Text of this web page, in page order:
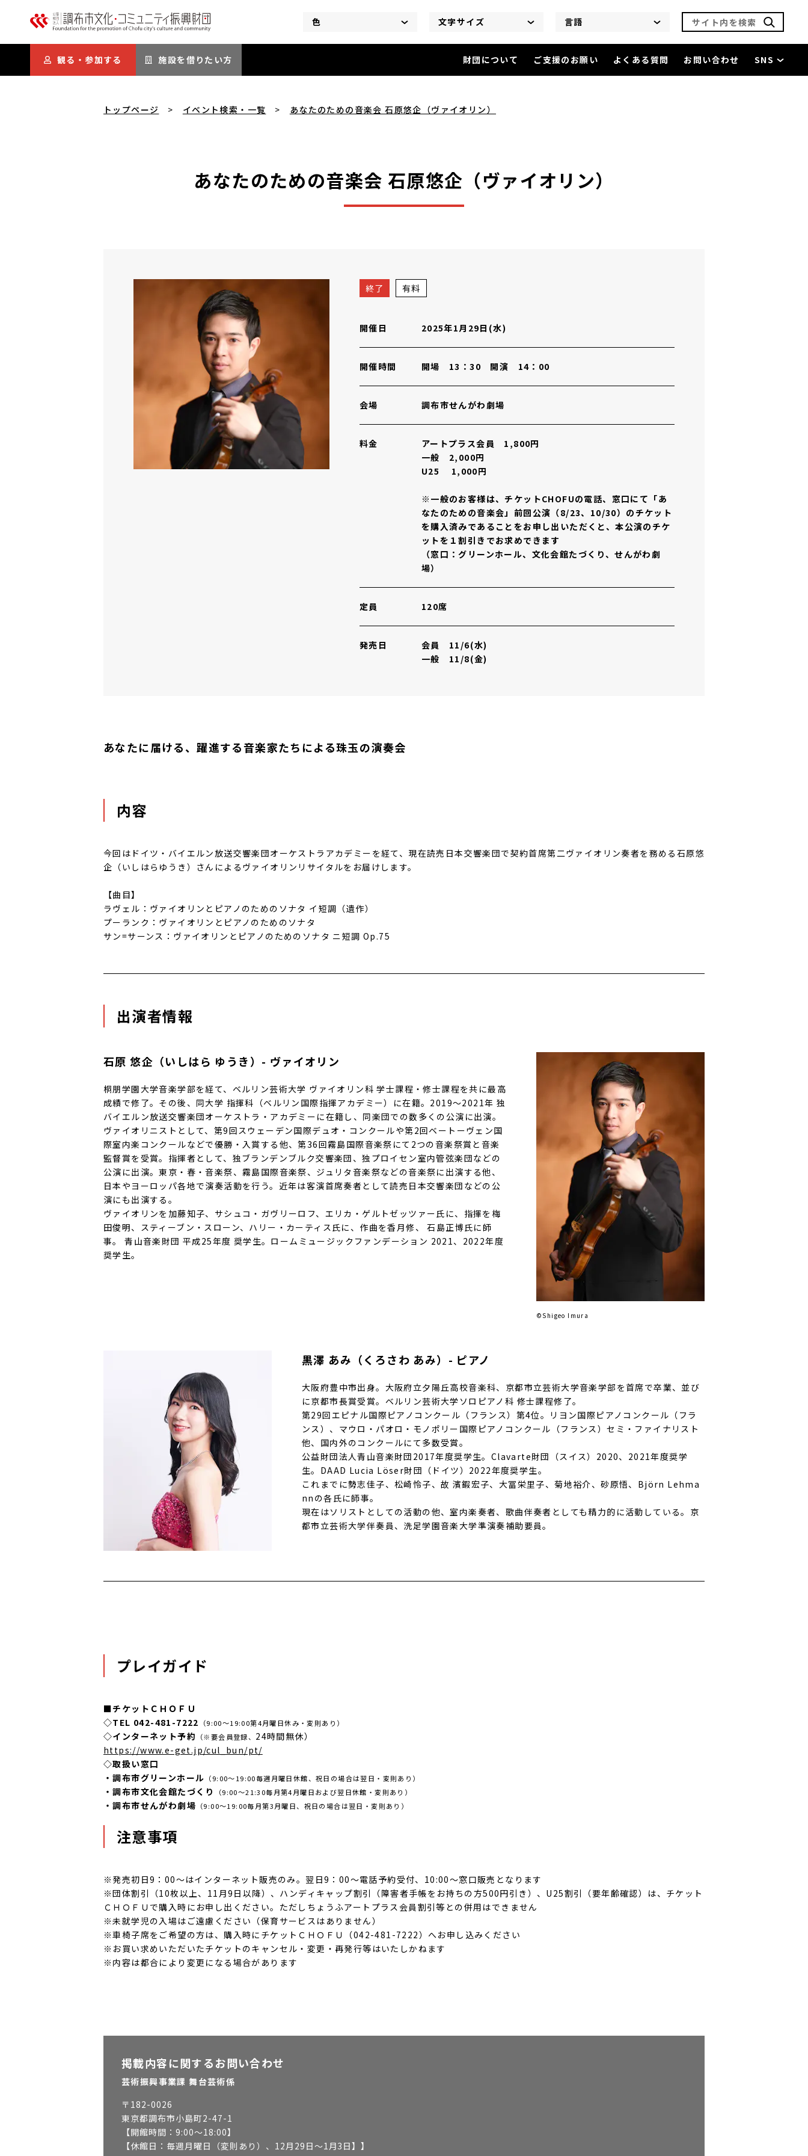
色
文字サイズ 言語 サイト内を検索
観る・参加する 施設を借りたい方 財団について ご支援のお願い よくある質問 お問い合わせ SNS
トップページ イベント検索・一覧 あなたのための音楽会 石原悠企（ヴァイオリン）
あなたのための音楽会 石原悠企（ヴァイオリン）
あなたのための音楽会 石原悠企（ヴァイオリン） 終了 有料
開催日 2025年1月29日(水)
開催時間 開場 13：30 開演 14：00
会場 調布市せんがわ劇場
料金
アートプラス会員 1,800円
一般 2,000円
U25 1,000円
※一般のお客様は、チケットCHOFUの電話、窓口にて「あ
なたのための音楽会」前回公演（8/23、10/30）のチケット
を購入済みであることをお申し出いただくと、本公演のチケ
ットを１割引きでお求めできます
（窓口：グリーンホール、文化会館たづくり、せんがわ劇
場）
定員 120席
発売日
会員 11/6(水)
一般 11/8(金)
あなたに届ける、躍進する音楽家たちによる珠玉の演奏会
内容
今回はドイツ・バイエルン放送交響楽団オーケストラアカデミーを経て、現在読売日本交響楽団で契約首席第二ヴァイオリン奏者を務める石原悠
企（いしはらゆうき）さんによるヴァイオリンリサイタルをお届けします。
【曲目】
ラヴェル：ヴァイオリンとピアノのためのソナタ イ短調（遺作）
プーランク：ヴァイオリンとピアノのためのソナタ
サン=サーンス：ヴァイオリンとピアノのためのソナタ ニ短調 Op.75
出演者情報
©︎︎Shigeo Imura
石原 悠企（いしはら ゆうき）- ヴァイオリン
桐朋学園大学音楽学部を経て、ベルリン芸術大学 ヴァイオリン科 学士課程・修士課程を共に最高
成績で修了。その後、同大学 指揮科（ベルリン国際指揮アカデミー）に在籍。2019〜2021年 独
バイエルン放送交響楽団オーケストラ・アカデミーに在籍し、同楽団での数多くの公演に出演。
ヴァイオリニストとして、第9回スウェーデン国際デュオ・コンクールや第2回ベートーヴェン国
際室内楽コンクールなどで優勝・入賞する他、第36回霧島国際音楽祭にて2つの音楽祭賞と音楽
監督賞を受賞。指揮者として、独ブランデンブルク交響楽団、独プロイセン室内管弦楽団などの
公演に出演。東京・春・音楽祭、霧島国際音楽祭、ジュリタ音楽祭などの音楽祭に出演する他、
日本やヨーロッパ各地で演奏活動を行う。近年は客演首席奏者として読売日本交響楽団などの公
演にも出演する。
ヴァイオリンを加藤知子、サシュコ・ガヴリーロフ、エリカ・ゲルトゼッツァー氏に、指揮を梅
田俊明、スティーブン・スローン、ハリー・カーティス氏に、作曲を香月修、 石島正博氏に師
事。 青山音楽財団 平成25年度 奨学生。ロームミュージックファンデーション 2021、2022年度
奨学生。
黒澤 あみ（くろさわ あみ）- ピアノ
大阪府豊中市出身。大阪府立夕陽丘高校音楽科、京都市立芸術大学音楽学部を首席で卒業、並び
に京都市長賞受賞。ベルリン芸術大学ソロピアノ科 修士課程修了。
第29回エピナル国際ピアノコンクール（フランス）第4位。リヨン国際ピアノコンクール（フラ
ンス）、マウロ・パオロ・モノポリー国際ピアノコンクール（フランス）セミ・ファイナリスト
他、国内外のコンクールにて多数受賞。
公益財団法人青山音楽財団2017年度奨学生。Clavarte財団（スイス）2020、2021年度奨学
生。DAAD Lucia Löser財団（ドイツ）2022年度奨学生。
これまでに勢志佳子、松崎怜子、故 濱鍜宏子、大冨栄里子、菊地裕介、砂原悟、Björn Lehma
nnの各氏に師事。
現在はソリストとしての活動の他、室内楽奏者、歌曲伴奏者としても精力的に活動している。京
都市立芸術大学伴奏員、洗足学園音楽大学準演奏補助要員。
プレイガイド
■チケットＣＨＯＦＵ
◇TEL 042-481-7222
（9:00～19:00第4月曜日休み・変則あり）
◇インターネット予約 （※要会員登録、 24時間無休）
https://www.e-get.jp/cul_bun/pt/
◇取扱い窓口
・調布市グリーンホール （9:00～19:00毎週月曜日休館、祝日の場合は翌日・変則あり）
・調布市文化会館たづくり （9:00～21:30毎月第4月曜日および翌日休館・変則あり）
・調布市せんがわ劇場 （9:00～19:00毎月第3月曜日、祝日の場合は翌日・変則あり）
注意事項
※発売初日9：00～はインターネット販売のみ。翌日9：00～電話予約受付、10:00～窓口販売となります
※団体割引（10枚以上、11月9日以降）、ハンディキャップ割引（障害者手帳をお持ちの方500円引き）、U25割引（要年齢確認）は、チケット
ＣＨＯＦＵで購入時にお申し出ください。ただしちょうふアートプラス会員割引等との併用はできません
※未就学児の入場はご遠慮ください（保育サービスはありません）
※車椅子席をご希望の方は、購入時にチケットＣＨＯＦＵ（042-481-7222）へお申し込みください
※お買い求めいただいたチケットのキャンセル・変更・再発行等はいたしかねます
※内容は都合により変更になる場合があります
掲載内容に関するお問い合わせ
芸術振興事業課 舞台芸術係
〒 182-0026
東京都調布市小島町2-47-1
【開館時間： 9:00～18:00】
【休館日： 毎週月曜日（変則あり）、12月29日～1月3日】】
あなたのための音楽会 石原悠企（ヴァイオリン）